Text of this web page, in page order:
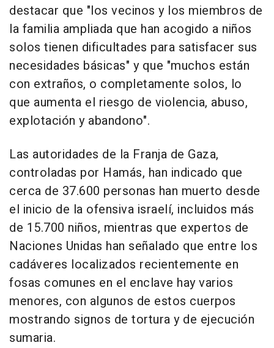
destacar que "los vecinos y los miembros de
la familia ampliada que han acogido a niños
solos tienen dificultades para satisfacer sus
necesidades básicas" y que "muchos están
con extraños, o completamente solos, lo
que aumenta el riesgo de violencia, abuso,
explotación y abandono".
Las autoridades de la Franja de Gaza,
controladas por Hamás, han indicado que
cerca de 37.600 personas han muerto desde
el inicio de la ofensiva israelí, incluidos más
de 15.700 niños, mientras que expertos de
Naciones Unidas han señalado que entre los
cadáveres localizados recientemente en
fosas comunes en el enclave hay varios
menores, con algunos de estos cuerpos
mostrando signos de tortura y de ejecución
sumaria.